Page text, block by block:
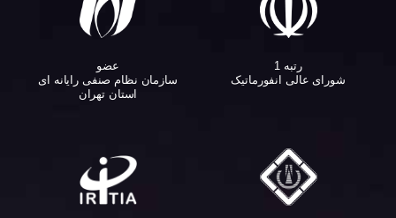
رتبه 1
شورای عالی انفورماتیک
عضو
سازمان نظام صنفی رایانه ای
استان تهران